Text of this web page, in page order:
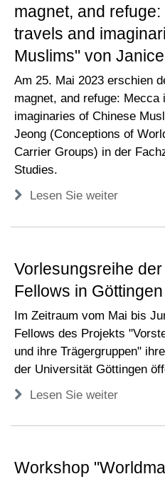
magnet, and
travels and
Muslims" von
Am 25. Mai 2023 erschien
magnet, and refuge: Mecca
imaginaries of Chinese
Jeong (Conceptions of
Carrier Groups) in der
Studies.
Lesen Sie weiter
Vorlesungsreihe
Fellows in Göttingen
Im Zeitraum vom Mai bis
Fellows des Projekts
und ihre Trägergruppen"
der Universität Göttingen
Lesen Sie weiter
Workshop